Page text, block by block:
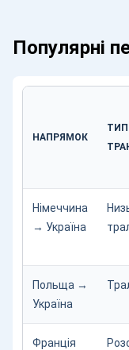
Популярні
НАПРЯМОК
ТИП
Німеччина
→ Україна
Польща →
Україна
Франція